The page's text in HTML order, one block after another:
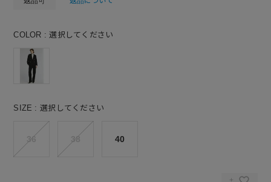
COLOR 選択してください
SIZE 選択してください
40